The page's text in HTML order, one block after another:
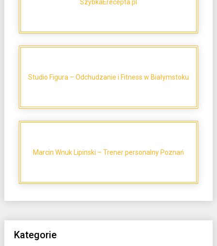
SzybkaErecepta.pl
Studio Figura – Odchudzanie i Fitness w Białymstoku
Marcin Wnuk Lipinski – Trener personalny Poznań
Kategorie